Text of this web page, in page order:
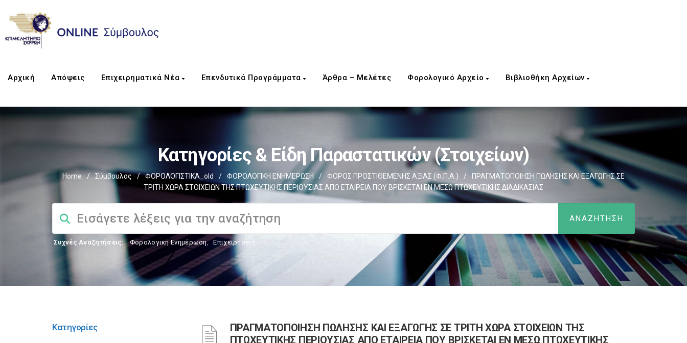
Αρχική Απόψεις Επιχειρηματικά Νέα Επενδυτικά Προγράμματα Άρθρα – Μελέτες Φορολογικό Αρχείο Βιβλιοθήκη Αρχείων
Κατηγορίες & Είδη Παραστατικών (στοιχείων)
Home / Σύμβουλος / ΦΟΡΟΛΟΓΙΣΤΙΚΑ_old / ΦΟΡΟΛΟΓΙΚΗ ΕΝΗΜΕΡΩΣΗ / ΦΟΡΟΣ ΠΡΟΣΤΙΘΕΜΕΝΗΣ ΑΞΙΑΣ (Φ.Π.Α.) /
ΠΡΑΓΜΑΤΟΠΟΙΗΣΗ ΠΩΛΗΣΗΣ ΚΑΙ ΕΞΑΓΩΓΗΣ ΣΕ
ΤΡΙΤΗ ΧΩΡΑ ΣΤΟΙΧΕΙΩΝ ΤΗΣ ΠΤΩΧΕΥΤΙΚΗΣ ΠΕΡΙΟΥΣΙΑΣ ΑΠΟ ΕΤΑΙΡΕΙΑ ΠΟΥ ΒΡΙΣΚΕΤΑΙ ΕΝ ΜΕΣΩ ΠΤΩΧΕΥΤΙΚΗΣ ΔΙΑΔΙΚΑΣΙΑΣ
Συχνές Αναζητήσεις: Φορολογικη Ενημέρωση, Επιχειρήσεις
Κατηγορίες
ΠΡΑΓΜΑΤΟΠΟΙΗΣΗ ΠΩΛΗΣΗΣ ΚΑΙ ΕΞΑΓΩΓΗΣ ΣΕ ΤΡΙΤΗ ΧΩΡΑ ΣΤΟΙΧΕΙΩΝ ΤΗΣ
ΠΤΩΧΕΥΤΙΚΗΣ ΠΕΡΙΟΥΣΙΑΣ ΑΠΟ ΕΤΑΙΡΕΙΑ ΠΟΥ ΒΡΙΣΚΕΤΑΙ ΕΝ ΜΕΣΩ ΠΤΩΧΕΥΤΙΚΗΣ